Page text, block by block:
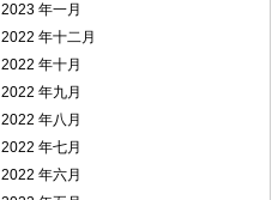
2023 年一月
2022 年十二月
2022 年十月
2022 年九月
2022 年八月
2022 年七月
2022 年六月